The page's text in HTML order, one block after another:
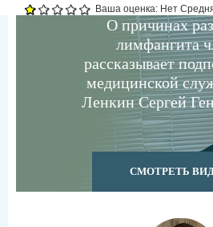
Ваша оценка: Нет
О причинах
лимфангита
рассказывает
медицинской
Ленкин Сергей
СМОТРЕТЬ